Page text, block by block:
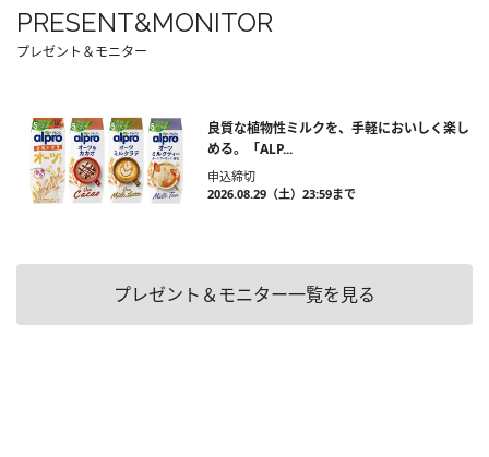
PRESENT&MONITOR
プレゼント＆モニター
良質な植物性ミルクを、手軽においしく楽し
める。「ALP...
申込締切
2026.08.29（土）23:59まで
プレゼント＆モニター一覧を見る